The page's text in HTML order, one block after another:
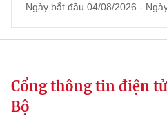
(Ghi rõ nguồn "https://mst.gov.vn"
Ngày bắt đầu 04/08/2026 -
Cổng thông tin điện
Bộ